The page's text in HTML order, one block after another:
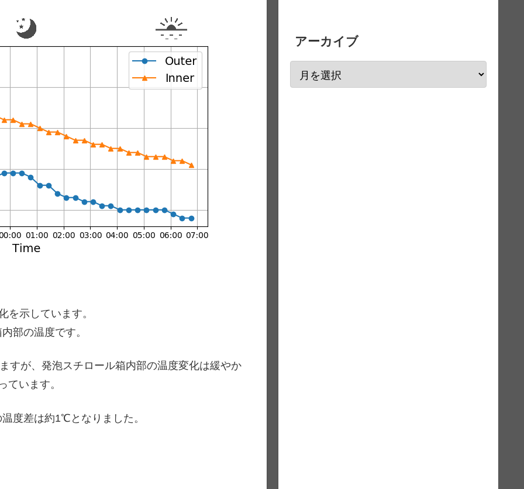
を示しています。
部の温度です。
すが、発泡スチロール箱内部の温度変化は緩やか
います。
度差は約1℃となりました。
アーカイブ